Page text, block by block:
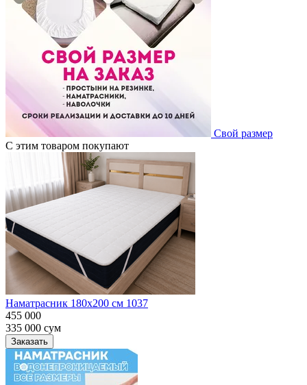
Свой размер
С этим товаром покупают
Наматрасник 180х200 см 1037
455 000
335 000 сум
Заказать